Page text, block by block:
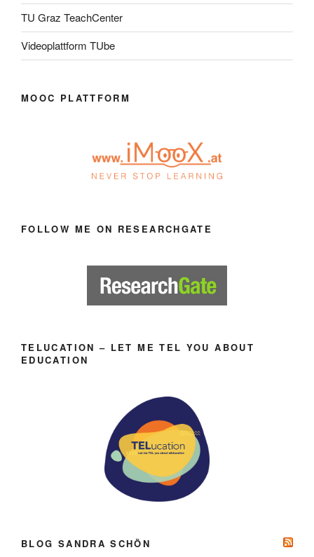
TU Graz TeachCenter
Videoplattform TUbe
MOOC PLATTFORM
FOLLOW ME ON RESEARCHGATE
TELUCATION – LET ME TEL YOU ABOUT
EDUCATION
BLOG SANDRA SCHÖN